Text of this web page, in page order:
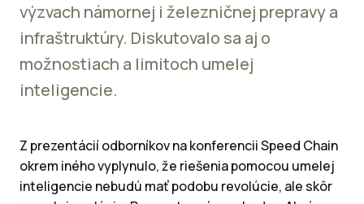
výzvach námornej i železničnej prepravy a
infraštruktúry. Diskutovalo sa aj o
možnostiach a limitoch umelej
inteligencie.
Z prezentácií odborníkov na konferencii Speed Chain
okrem iného vyplynulo, že riešenia pomocou umelej
inteligencie nebudú mať podobu revolúcie, ale skôr